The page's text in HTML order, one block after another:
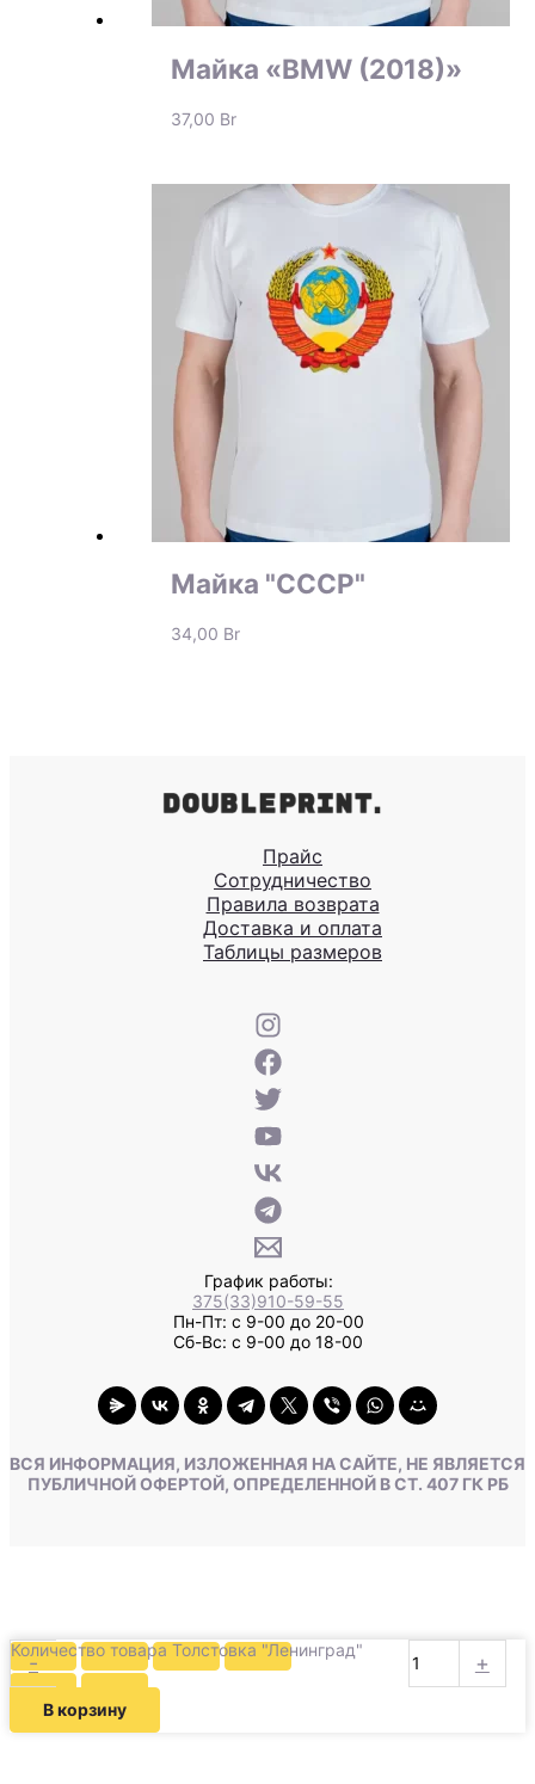
Майка «BMW (2018)»
37,00 Br
Майка "СССР"
34,00 Br
Прайс
Сотрудничество
Правила возврата
Доставка и оплата
Таблицы размеров
График работы:
375(33)910-59-55
Пн-Пт: с 9-00 до 20-00
Сб-Вс: с 9-00 до 18-00
ВСЯ ИНФОРМАЦИЯ, ИЗЛОЖЕННАЯ НА САЙТЕ, НЕ ЯВЛЯЕТСЯ
ПУБЛИЧНОЙ ОФЕРТОЙ, ОПРЕДЕЛЕННОЙ В СТ. 407 ГК РБ
-
Количество товара Толстовка "Ленинград"
+
В корзину